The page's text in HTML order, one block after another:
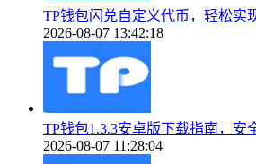
TP钱包闪兑自定义代币，轻松实
2026-08-07 13:42:18
TP钱包1.3.3安卓版下载指南，安
2026-08-07 11:28:04